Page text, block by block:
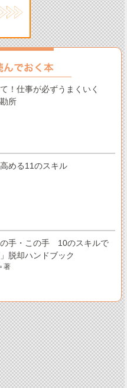
！仕事が必ずうまくいく
所
める11のスキル
手・この手 10のスキルで
脱却ハンドブック
著